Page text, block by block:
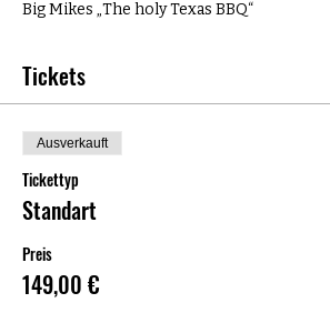
Big Mikes „The holy Texas BBQ“
Tickets
Ausverkauft
Tickettyp
Standart
Preis
149,00 €